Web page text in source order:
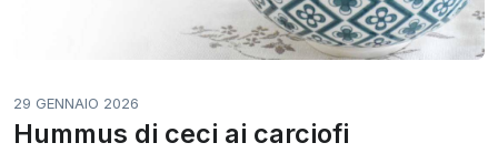
29 GENNAIO 2026
Hummus di ceci ai carciofi